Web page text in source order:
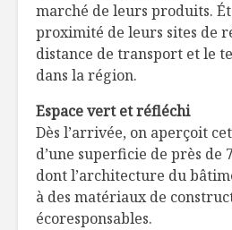
marché de leurs produits.
proximité de leurs sites de
distance de transport et le
dans la région.
Espace vert et réfléchi
Dès l’arrivée, on aperçoit
d’une superficie de près de
dont l’architecture du
à des matériaux de
écoresponsables.